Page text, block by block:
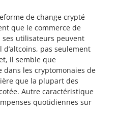
de change crypté
que le commerce de
ses utilisateurs peuvent
pas seulement
il semble que
dans les cryptomonaies de
que la plupart des
Autre caractéristique
quotidiennes sur